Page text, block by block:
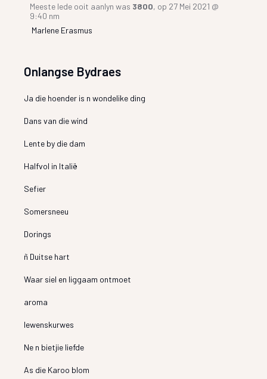
Meeste lede ooit aanlyn was 3800, op 27 Mei 2021 @
9:40 nm
Marlene Erasmus
Onlangse Bydraes
Ja die hoender is n wondelike ding
Dans van die wind
Lente by die dam
Halfvol in Italië
Sefier
Somersneeu
Dorings
ñ Duitse hart
Waar siel en liggaam ontmoet
aroma
lewenskurwes
Ne n bietjie liefde
As die Karoo blom